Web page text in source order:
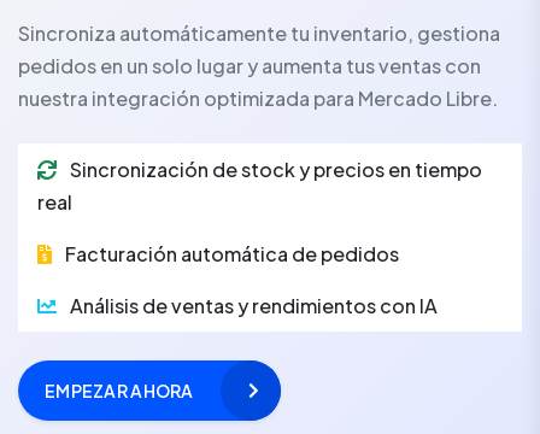
Sincroniza automáticamente tu inventario, gestiona
pedidos en un solo lugar y aumenta tus ventas con
nuestra integración optimizada para Mercado Libre.
Sincronización de stock y precios en tiempo
real
Facturación automática de pedidos
Análisis de ventas y rendimientos con IA
EMPEZAR AHORA